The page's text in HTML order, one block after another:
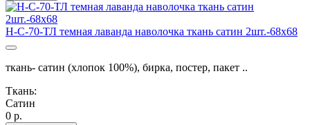
Н-С-70-ТЛ темная лаванда наволочка ткань сатин 2шт.-68х68
ткань- сатин (хлопок 100%), бирка, постер, пакет ..
Ткань:
Сатин
0 р.